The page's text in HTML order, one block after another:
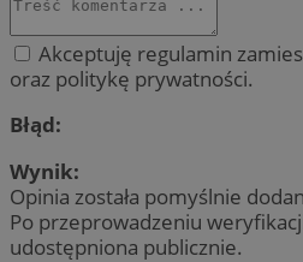
Akceptuję regulamin
oraz politykę prywatności.
Błąd:
Wynik:
Opinia została pomyślnie
Po przeprowadzeniu
udostępniona publicznie.